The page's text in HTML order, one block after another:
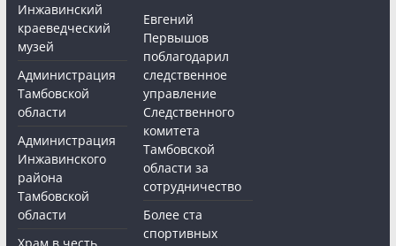
Инжавинский
краеведческий
музей
Администрация
Тамбовской
области
Администрация
Инжавинского
района
Тамбовской
области
Евгений
Первышов
поблагодарил
следственное
управление
Следственного
комитета
Тамбовской
области за
сотрудничество
Более ста
спортивных